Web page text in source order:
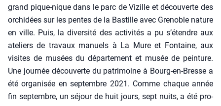
grand pique-nique dans le parc de Vizille et décou­verte des
orchi­dées sur les pentes de la Bas­tille avec Gre­noble nature
en ville. Puis, la diver­si­té des acti­vi­tés a pu s’étendre aux
ate­liers de tra­vaux manuels à La Mure et Fon­taine, aux
visites de musées du dépar­te­ment et musée de pein­ture.
Une jour­née décou­verte du patri­moine à Bourg-en-Bresse a
été orga­ni­sée en sep­tembre 2021. Comme chaque année
fin sep­tembre, un séjour de huit jours, sept nuits, a été pro­